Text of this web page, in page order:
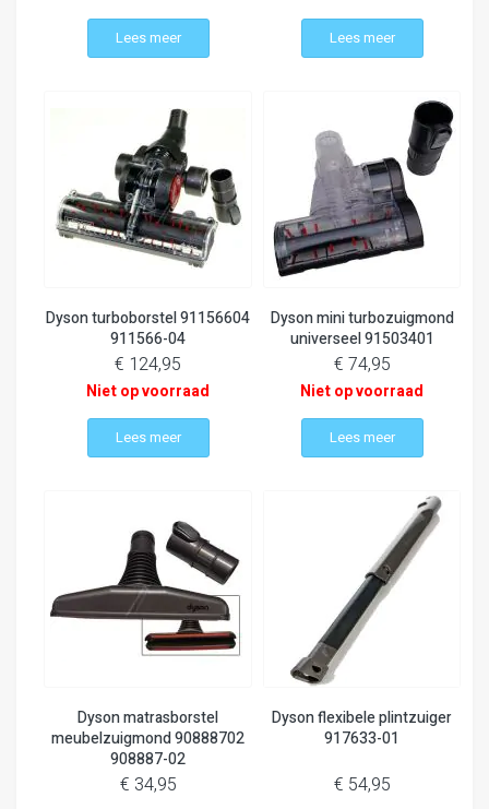
Lees meer Lees meer
Dyson turboborstel 91156604
911566-04
€ 124,95
Niet op voorraad
Lees meer
Dyson mini turbozuigmond
universeel 91503401
€ 74,95
Niet op voorraad
Lees meer
Dyson matrasborstel
meubelzuigmond 90888702
908887-02
€ 34,95
Dyson flexibele plintzuiger
917633-01
€ 54,95